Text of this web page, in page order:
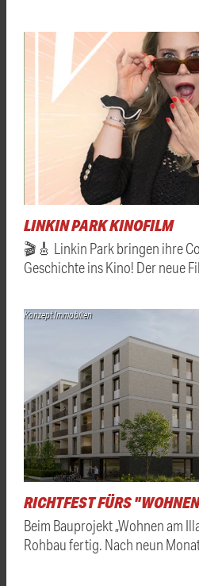
LINKIN PARK KINOFILM
🎬🎸 Linkin Park bringen ihre
Geschichte ins Kino! Der neue
Konzept Immobilien
RICHTFEST FÜRS
Beim Bauprojekt „Wohnen am
Rohbau fertig. Nach neun